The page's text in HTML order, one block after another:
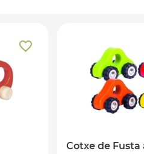
Cotxe de Fusta